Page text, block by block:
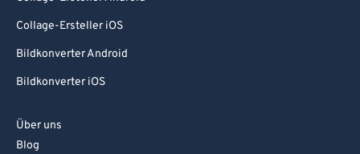
Collage-Ersteller iOS
Bildkonverter Android
Bildkonverter iOS
Über uns
Blog